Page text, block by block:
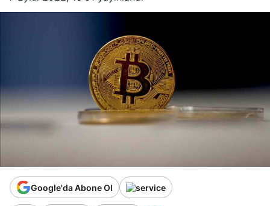
Google'da Abone Ol